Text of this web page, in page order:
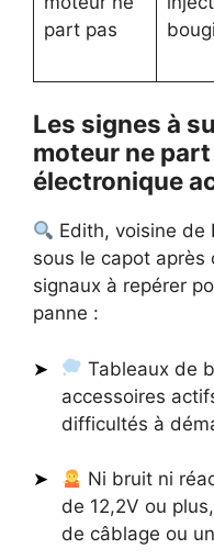
part pas
Les signes à
moteur ne
électronique
Edith, voisine de
sous le capot après
signaux à repérer
panne :
Tableaux de
accessoires
difficultés à
Ni bruit ni
de 12,2V ou
de câblage ou